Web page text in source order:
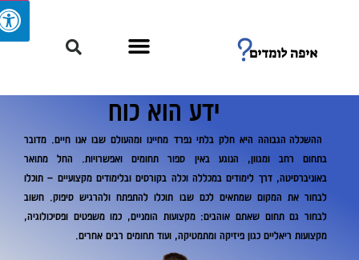
ידע הוא כוח
ההשכלה הגבוהה היא חלק בלתי נפרד מחיינו ומהעולם שבו אנו חיים. מדובר
בתחום רחב ומגוון, הנוגע באין ספור תחומים ואפשרויות. החל מתואר
באוניברסיטה, דרך לימודים במכללה וכלה בקורסים ובלימודים מקצועיים – תוכלו
לבחור את המקום שמתאים לכם שבו תוכלו להתפתח ולהרגיש סיפוק. חשוב
לבחור גם תחום שאתם אוהבים: מקצועות הומניים, כמו משפטים ופסיכולוגיה,
מקצועות ריאליים כגון פיזיקה ומתמטיקה, ועוד תחומים רבים אחרים.